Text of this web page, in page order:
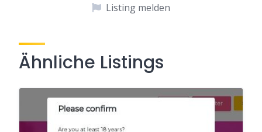
Listing melden
Ähnliche Listings